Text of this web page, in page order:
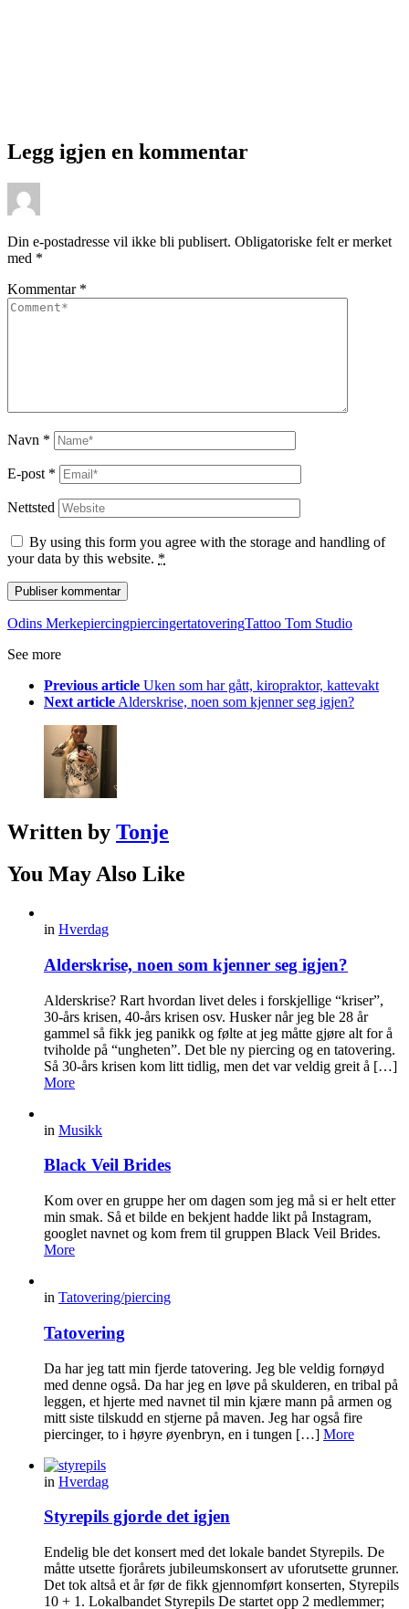
Legg igjen en kommentar
Din e-postadresse vil ikke bli publisert. Obligatoriske felt er merket
med *
Kommentar *
Navn *
E-post *
Nettsted
By using this form you agree with the storage and handling of
your data by this website. *
Odins MerkepiercingpiercingertatoveringTattoo Tom Studio
See more
Previous article Uken som har gått, kiropraktor, kattevakt
Next article Alderskrise, noen som kjenner seg igjen?
Written by Tonje
You May Also Like
in Hverdag
Alderskrise, noen som kjenner seg igjen?
Alderskrise? Rart hvordan livet deles i forskjellige “kriser”,
30-års krisen, 40-års krisen osv. Husker når jeg ble 28 år
gammel så fikk jeg panikk og følte at jeg måtte gjøre alt for å
tviholde på “ungheten”. Det ble ny piercing og en tatovering.
Så 30-års krisen kom litt tidlig, men det var veldig greit å […]
More
in Musikk
Black Veil Brides
Kom over en gruppe her om dagen som jeg må si er helt etter
min smak. Så et bilde en bekjent hadde likt på Instagram,
googlet navnet og kom frem til gruppen Black Veil Brides.
More
in Tatovering/piercing
Tatovering
Da har jeg tatt min fjerde tatovering. Jeg ble veldig fornøyd
med denne også. Da har jeg en løve på skulderen, en tribal på
leggen, et hjerte med navnet til min kjære mann på armen og
mitt siste tilskudd en stjerne på maven. Jeg har også fire
piercinger, to i høyre øyenbryn, en i tungen […] More
in Hverdag
Styrepils gjorde det igjen
Endelig ble det konsert med det lokale bandet Styrepils. De
måtte utsette fjorårets jubileumskonsert av uforutsette grunner.
Det tok altså et år før de fikk gjennomført konserten, Styrepils
10 + 1. Lokalbandet Styrepils De startet opp 2 medlemmer;